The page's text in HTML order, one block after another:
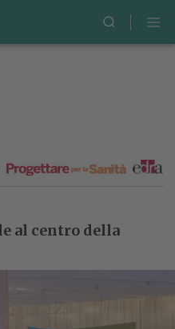
al centro della